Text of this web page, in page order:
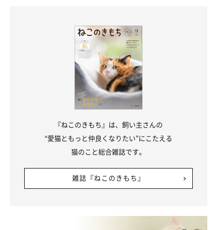
『ねこのきもち』は、飼い主さんの
“愛猫ともっと仲良くなりたい”にこたえる
猫のこと総合雑誌です。
雑誌『ねこのきもち』